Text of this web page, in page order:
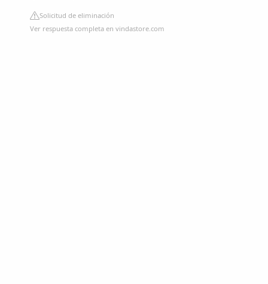
Solicitud de eliminación
Ver respuesta completa en vindastore.com